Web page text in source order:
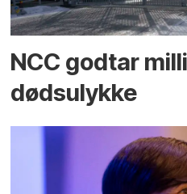
NCC godtar
dødsulykke